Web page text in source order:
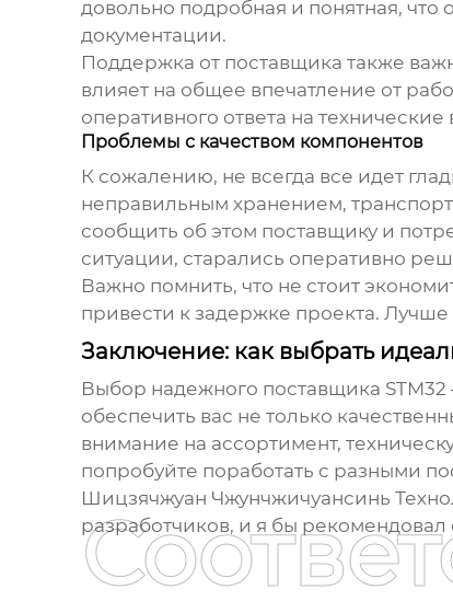
довольно подробная и понятная,
документации.
Поддержка от поставщика также
влияет на общее впечатление от
оперативного ответа на
Проблемы с качеством компонентов
К сожалению, не всегда все идет
неправильным хранением,
сообщить об этом поставщику и
ситуации, старались оперативно
Важно помнить, что не стоит
привести к задержке проекта.
Заключение: как выбрать
Выбор надежного поставщика STM32
обеспечить вас не только
внимание на ассортимент,
попробуйте поработать с разными
Шицзячжуан Чжунчжичуансинь
разработчиков, и я бы